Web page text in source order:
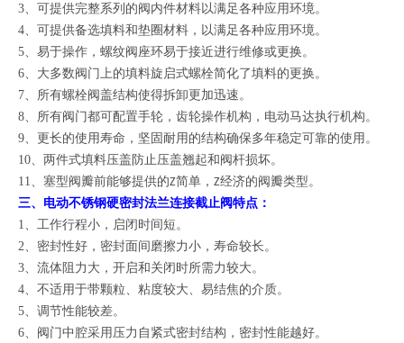
3、 可提供完整系列的阀内件材料以满足各种应用环境。
4、 可提供备选填料和垫圈材料，以满足各种应用环境。
5、 易于操作 ， 螺纹阀座环易于接近进行维修或更换。
6、 大多数阀门上的填料旋启式螺栓简化了填料的更换。
7、 所有螺栓阀盖结构使得拆卸更加迅速。
8、 所有阀门都可配置手轮，齿轮操作机构，电动马达执行机构 。
9、
更长的使用寿命 ， 坚固耐用的结构确保多年稳定可靠的使用。
10、 两件式填料压盖防止压盖翘起和阀杆损坏。
11、 塞型阀瓣前能够提供的Z简单，Z经济的阀瓣类型。
三、
电动不锈钢硬密封法兰连接截止阀特点：
1、 工作行程小，启闭时间短。
2、 密封性好，密封面间磨擦力小，寿命较长。
3、 流体阻力大，开启和关闭时所需力较大。
4、 不适用于带颗粒、粘度较大、易结焦的介质。
5、 调节性能较差。
6、
阀门中腔采用压力自紧式密封结构，密封性能越好。